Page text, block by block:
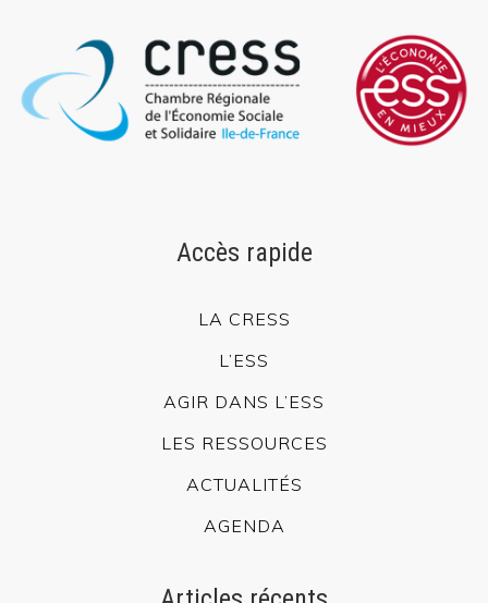
Accès rapide
LA CRESS
L’ESS
AGIR DANS L’ESS
LES RESSOURCES
ACTUALITÉS
AGENDA